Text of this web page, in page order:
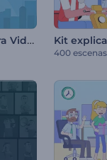
Kit de Herramientas para Videos Explicativos
400 escenas